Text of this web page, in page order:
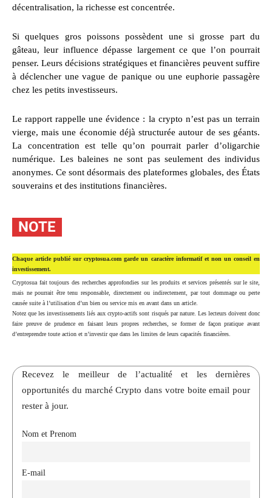
décentralisation, la richesse est concentrée.
Si quelques gros poissons possèdent une si grosse part du
gâteau, leur influence dépasse largement ce que l’on pourrait
penser. Leurs décisions stratégiques et financières peuvent suffire
à déclencher une vague de panique ou une euphorie passagère
chez les petits investisseurs.
Le rapport rappelle une évidence : la crypto n’est pas un terrain
vierge, mais une économie déjà structurée autour de ses géants.
La concentration est telle qu’on pourrait parler d’oligarchie
numérique. Les baleines ne sont pas seulement des individus
anonymes. Ce sont désormais des plateformes globales, des États
souverains et des institutions financières.
NOTE
Chaque article publié sur cryptosua.com garde un caractère informatif et non un conseil en
investissement.
Cryptosua fait toujours des recherches approfondies sur les produits et services présentés sur le site,
mais ne pourrait être tenu responsable, directement ou indirectement, par tout dommage ou perte
causée suite à l’utilisation d’un bien ou service mis en avant dans un article.
Notez que les investissements liés aux crypto-actifs sont risqués par nature. Les lecteurs doivent donc
faire preuve de prudence en faisant leurs propres recherches, se former de façon pratique avant
d’entreprendre toute action et n’investir que dans les limites de leurs capacités financières.
Recevez le meilleur de l’actualité et les dernières
opportunités du marché Crypto dans votre boite email pour
rester à jour.
Nom et Prenom
E-mail